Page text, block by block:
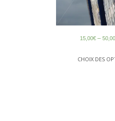
15,00€ –
CHOIX DES